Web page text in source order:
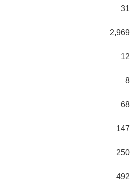
31
2,969
12
8
68
147
250
492